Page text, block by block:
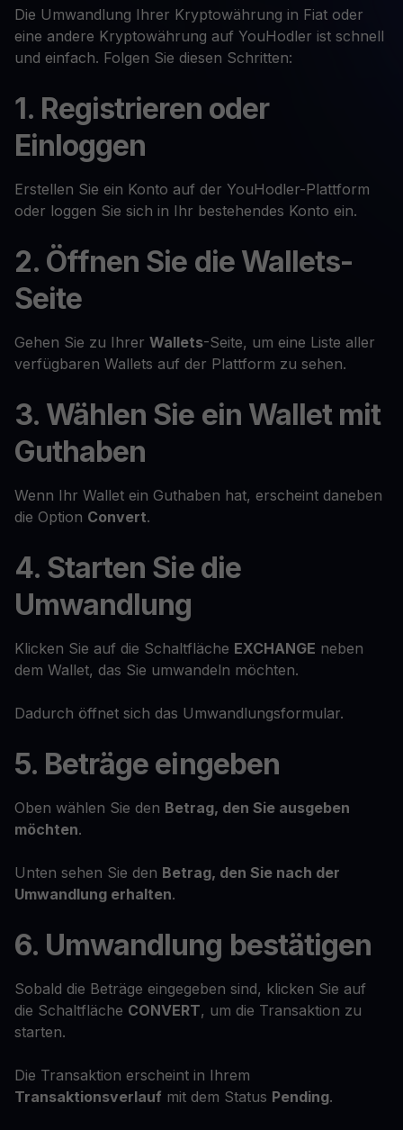
Die Umwandlung Ihrer Kryptowährung in Fiat oder
eine andere Kryptowährung auf YouHodler ist schnell
und einfach. Folgen Sie diesen Schritten:
1. Registrieren oder
Einloggen
Erstellen Sie ein Konto auf der YouHodler-Plattform
oder loggen Sie sich in Ihr bestehendes Konto ein.
2. Öffnen Sie die Wallets-
Seite
Gehen Sie zu Ihrer Wallets-Seite, um eine Liste aller
verfügbaren Wallets auf der Plattform zu sehen.
3. Wählen Sie ein Wallet mit
Guthaben
Wenn Ihr Wallet ein Guthaben hat, erscheint daneben
die Option Convert.
4. Starten Sie die
Umwandlung
Klicken Sie auf die Schaltfläche EXCHANGE neben
dem Wallet, das Sie umwandeln möchten.
Dadurch öffnet sich das Umwandlungsformular.
5. Beträge eingeben
Oben wählen Sie den Betrag, den Sie ausgeben
möchten.
Unten sehen Sie den Betrag, den Sie nach der
Umwandlung erhalten.
6. Umwandlung bestätigen
Sobald die Beträge eingegeben sind, klicken Sie auf
die Schaltfläche CONVERT, um die Transaktion zu
starten.
Die Transaktion erscheint in Ihrem
Transaktionsverlauf mit dem Status Pending.